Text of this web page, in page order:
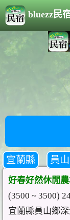
bluezz民
宜蘭縣 員
好春好然休閒
(3500 ~ 3500)
宜蘭縣員山鄉